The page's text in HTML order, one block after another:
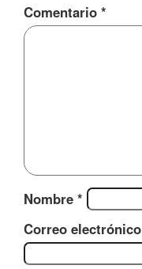
Comentario *
Nombre *
Correo electrónico